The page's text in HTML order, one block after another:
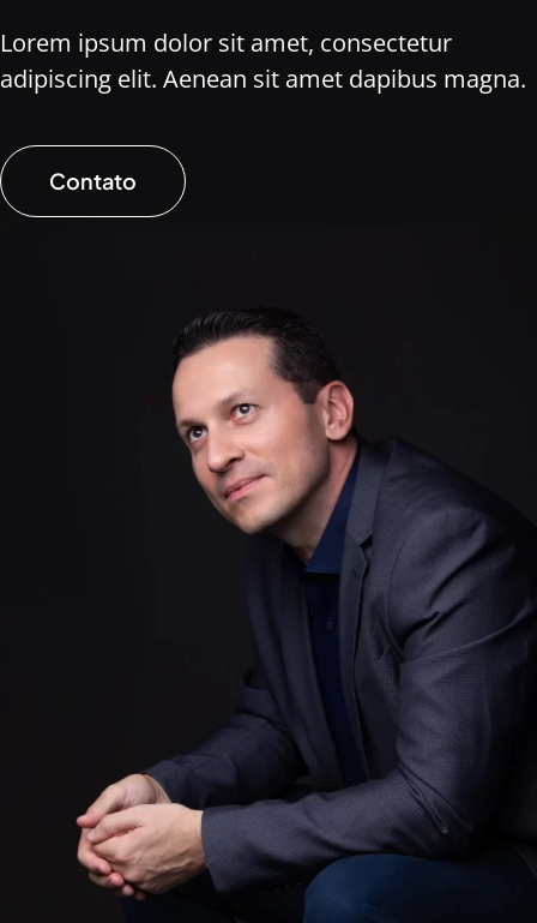
Lorem ipsum dolor sit amet, consectetur
adipiscing elit. Aenean sit amet dapibus magna.
Contato